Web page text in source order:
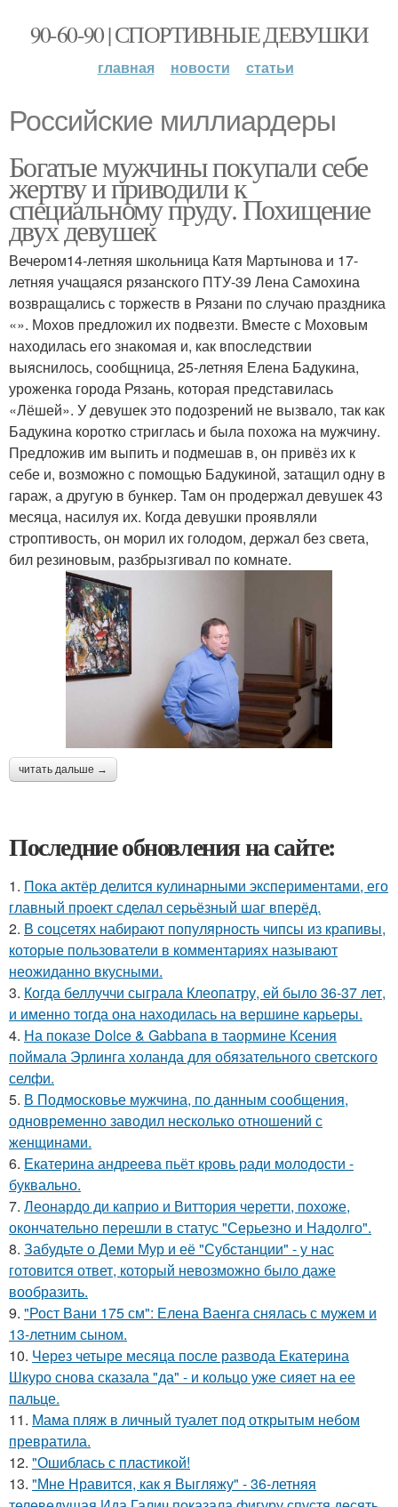
90-60-90 | СПОРТИВНЫЕ ДЕВУШКИ
главная новости статьи
Российские миллиардеры
Богатые мужчины покупали себе
жертву и приводили к
специальному пруду. Похищение
двух девушек
Вечером14-летняя школьница Катя Мартынова и 17-
летняя учащаяся рязанского ПТУ-39 Лена Самохина
возвращались с торжеств в Рязани по случаю праздника
«». Мохов предложил их подвезти. Вместе с Моховым
находилась его знакомая и, как впоследствии
выяснилось, сообщница, 25-летняя Елена Бадукина,
уроженка города Рязань, которая представилась
«Лёшей». У девушек это подозрений не вызвало, так как
Бадукина коротко стриглась и была похожа на мужчину.
Предложив им выпить и подмешав в, он привёз их к
себе и, возможно с помощью Бадукиной, затащил одну в
гараж, а другую в бункер. Там он продержал девушек 43
месяца, насилуя их. Когда девушки проявляли
строптивость, он морил их голодом, держал без света,
бил резиновым, разбрызгивал по комнате.
читать дальше →
Последние обновления на сайте:
1. Пока актёр делится кулинарными экспериментами, его
главный проект сделал серьёзный шаг вперёд.
2. В соцсетях набирают популярность чипсы из крапивы,
которые пользователи в комментариях называют
неожиданно вкусными.
3. Когда беллуччи сыграла Клеопатру, ей было 36-37 лет,
и именно тогда она находилась на вершине карьеры.
4. На показе Dolce & Gabbana в таормине Ксения
поймала Эрлинга холанда для обязательного светского
селфи.
5. В Подмосковье мужчина, по данным сообщения,
одновременно заводил несколько отношений с
женщинами.
6. Екатерина андреева пьёт кровь ради молодости -
буквально.
7. Леонардо ди каприо и Виттория черетти, похоже,
окончательно перешли в статус "Серьезно и Надолго".
8. Забудьте о Деми Мур и её "Субстанции" - у нас
готовится ответ, который невозможно было даже
вообразить.
9. "Рост Вани 175 см": Елена Ваенга снялась с мужем и
13-летним сыном.
10. Через четыре месяца после развода Екатерина
Шкуро снова сказала "да" - и кольцо уже сияет на ее
пальце.
11. Мама пляж в личный туалет под открытым небом
превратила.
12. "Ошиблась с пластикой!
13. "Мне Нравится, как я Выгляжу" - 36-летняя